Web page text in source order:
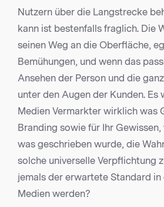
Nutzern über die Langstrecke
kann ist bestenfalls fraglich. Die
seinen Weg an die Oberfläche,
Bemühungen, und wenn das
Ansehen der Person und die
unter den Augen der Kunden. Es
Medien Vermarkter wirklich was
Branding sowie für Ihr
was geschrieben wurde, die
solche universelle Verpflichtung
jemals der erwartete Standard in
Medien werden?